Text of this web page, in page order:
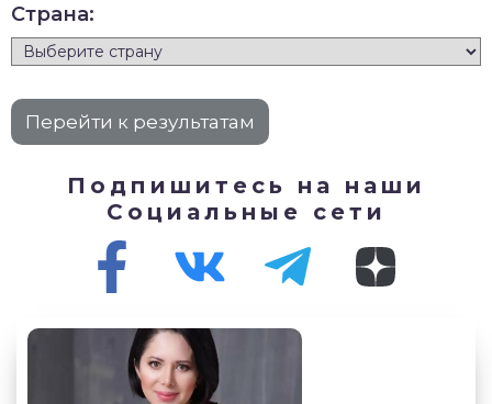
Страна:
Подпишитесь на наши
Социальные сети